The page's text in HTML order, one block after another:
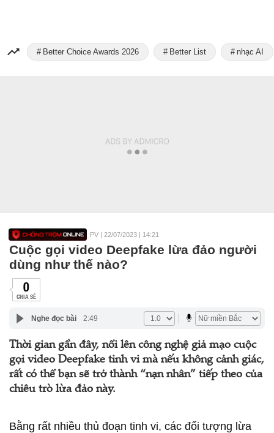
Better Choice Awards 2026 Better List nhạc AI
PV | 22/07/2023 | 14:21
Cuộc gọi video Deepfake lừa đảo người
dùng như thế nào?
0
CHIA SẺ
Nghe đọc bài 2:49
Thời gian gần đây, nổi lên công nghệ giả mạo cuộc
gọi video Deepfake tinh vi mà nếu không cảnh giác,
rất có thể bạn sẽ trở thành “nạn nhân” tiếp theo của
chiêu trò lừa đảo này.
Bằng rất nhiều thủ đoạn tinh vi, các đối tượng lừa